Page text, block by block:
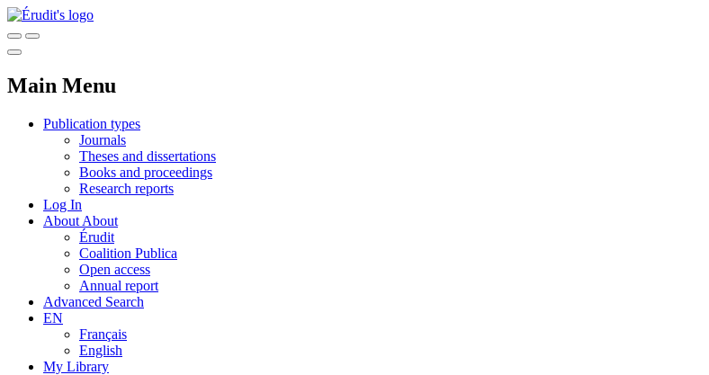
Main Menu
Publication types
Journals
Theses and dissertations
Books and proceedings
Research reports
Log In
About About
Érudit
Coalition Publica
Open access
Annual report
Advanced Search
EN
Français
English
My Library